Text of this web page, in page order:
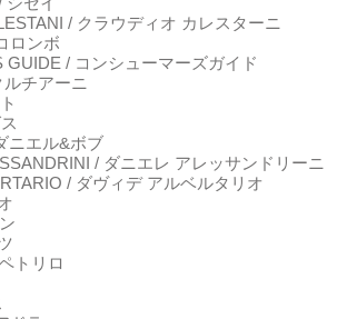
/ クラウディオ カレスターニ
ロンボ
GUIDE / コンシューマーズガイド
チアーニ
ニエル&ボブ
/ ダニエレ アレッサンドリーニ
/ ダヴィデ アルベルタリオ
トリロ